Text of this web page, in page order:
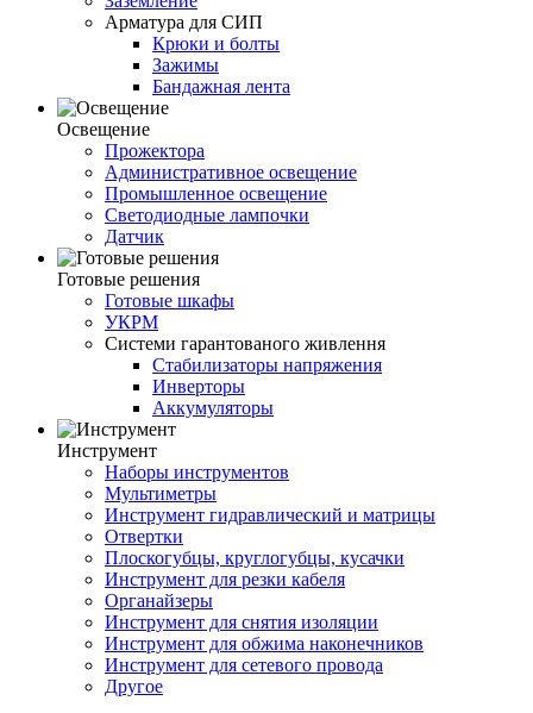
Арматура для СИП
Крюки и болты
Зажимы
Бандажная лента
Освещение
Прожектора
Административное освещение
Промышленное освещение
Светодиодные лампочки
Датчик
Готовые решения
Готовые шкафы
УКРМ
Системи гарантованого живлення
Стабилизаторы напряжения
Инверторы
Аккумуляторы
Инструмент
Наборы инструментов
Мультиметры
Инструмент гидравлический и матрицы
Отвертки
Плоскогубцы, круглогубцы, кусачки
Инструмент для резки кабеля
Органайзеры
Инструмент для снятия изоляции
Инструмент для обжима наконечников
Инструмент для сетевого провода
Другое